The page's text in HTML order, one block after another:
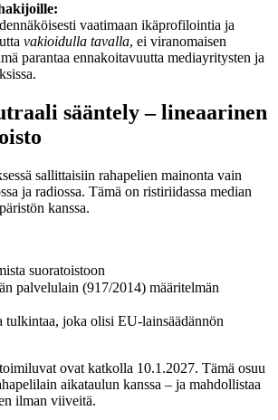
vaatimaan ikäprofilointia ja
vakioidulla tavalla, ei viranomaisen
parantaa ennakoitavuutta mediayritysten ja
sääntely – lineaarinen
sallittaisiin rahapelien mainonta vain
ja radiossa. Tämä on ristiriidassa median
kanssa.
suoratoistoon
palvelulain (917/2014) määritelmän
joka olisi EU-lainsäädännön
ovat katkolla 10.1.2027. Tämä osuu
aikataulun kanssa – ja mahdollistaa
ilman viiveitä.